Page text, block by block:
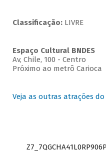
Classificação: LIVRE
Espaço Cultural BNDES
Av, Chile, 100 - Centro
Próximo ao metrô Carioca
Veja as outras atrações do